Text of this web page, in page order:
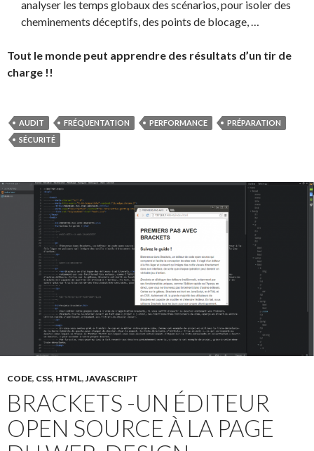
analyser les temps globaux des scénarios, pour isoler des
cheminements déceptifs, des points de blocage, …
Tout le monde peut apprendre des résultats d’un tir de
charge !!
AUDIT FRÉQUENTATION PERFORMANCE
PRÉPARATION
SÉCURITÉ
CODE, CSS, HTML, JAVASCRIPT
BRACKETS -UN ÉDITEUR
OPEN SOURCE À LA PAGE